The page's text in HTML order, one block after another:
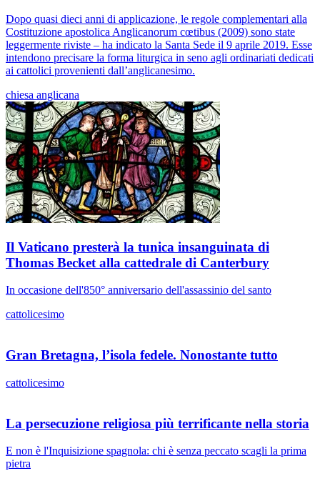
Dopo quasi dieci anni di applicazione, le regole complementari alla
Costituzione apostolica Anglicanorum cœtibus (2009) sono state
leggermente riviste – ha indicato la Santa Sede il 9 aprile 2019. Esse
intendono precisare la forma liturgica in seno agli ordinariati dedicati
ai cattolici provenienti dall’anglicanesimo.
chiesa anglicana
Il Vaticano presterà la tunica insanguinata di
Thomas Becket alla cattedrale di Canterbury
In occasione dell'850° anniversario dell'assassinio del santo
cattolicesimo
Gran Bretagna, l’isola fedele. Nonostante tutto
cattolicesimo
La persecuzione religiosa più terrificante nella storia
E non è l'Inquisizione spagnola: chi è senza peccato scagli la prima
pietra